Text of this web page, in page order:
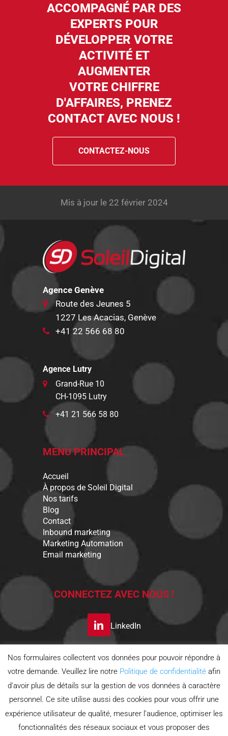
ACCOMPAGNÉ PAR DES
EXPERTS POUR
DÉVELOPPER VOTRE
ACTIVITÉ ET
AUGMENTER
VOTRE CHIFFRE
D'AFFAIRES, PRENEZ
CONTACT AVEC NOUS !
CONTACTEZ-NOUS
Mis à jour le 22 février 2024
Agence Genève
Route des Jeunes 5
1227 Les Acacias, Genève
+41 22 566 68 80
Agence Lutry
Grand-Rue 10
CH-1095 Lutry
+41 21 566 58 80
MENU PRINCIPAL
Accueil
À propos de Soleil Digital
Nos tarifs
Blog
Contact
Inbound marketing
Marketing Automation
Email marketing
CONNECTEZ AVEC NOUS !
LinkedIn
S’INSCRIRE A LA
NEWSLETTER
Politique de confidentialité
Politique d'utilisation des cookies
Conditions générales
Nos formulaires collectent vos données pour pouvoir répondre à
votre demande. Veuillez lire notre Politique de confidentialité afin
d'avoir plus de détails sur la gestion de vos données à caractère
personnel. Ce site utilise aussi des cookies pour vous offrir une
expérience utilisateur de qualité, mesurer l’audience, optimiser les
fonctionnalités des réseaux sociaux et vous proposer des